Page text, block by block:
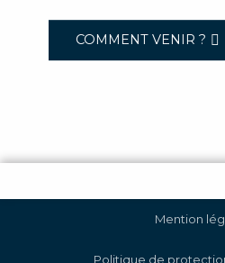
COMMENT VENIR ?
Mention
Politique de